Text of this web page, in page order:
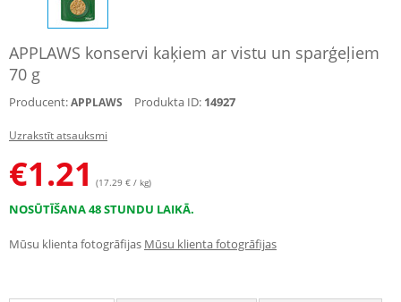
APPLAWS konservi kaķiem ar vistu un sparģeļiem
70 g
Producent:APPLAWS Produkta ID: 14927
Uzrakstīt atsauksmi
€1.21 (17.29 € / kg)
NOSŪTĪŠANA 48 STUNDU LAIKĀ.
Mūsu klienta fotogrāfijas Mūsu klienta fotogrāfijas